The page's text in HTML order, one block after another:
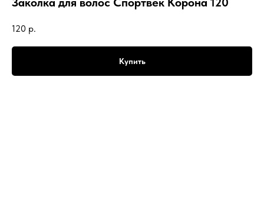
120 р.
Купить